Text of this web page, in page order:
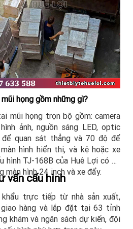
họng gồm những gì?
mũi họng trọn bộ gồm: camera
ảnh, nguồn sáng LED, optic
quan sát thẳng và 70 độ để
hình hiển thị, và kệ hoặc xe
TJ-168B của Huê Lợi có đủ
màn hình 24 inch và xe đẩy.
vấn cấu hình
khẩu trực tiếp từ nhà sản xuất,
hàng và lắp đặt tại 63 tỉnh
khám và ngân sách dự kiến, đội